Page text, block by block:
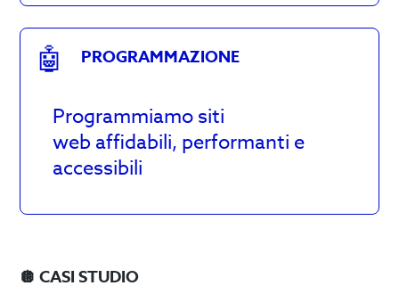
🤖 PROGRAMMAZIONE
Programmiamo siti
web affidabili, performanti e
accessibili
🪩 CASI STUDIO